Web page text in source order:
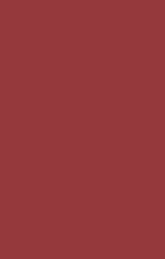
= "Oui" ]